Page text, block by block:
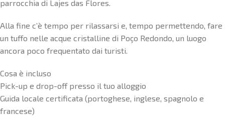
parrocchia di Lajes das Flores.
Alla fine c’è tempo per rilassarsi e, tempo permettendo, fare
un tuffo nelle acque cristalline di Poço Redondo, un luogo
ancora poco frequentato dai turisti.
Cosa è incluso
Pick-up e drop-off presso il tuo alloggio
Guida locale certificata (portoghese, inglese, spagnolo e
francese)